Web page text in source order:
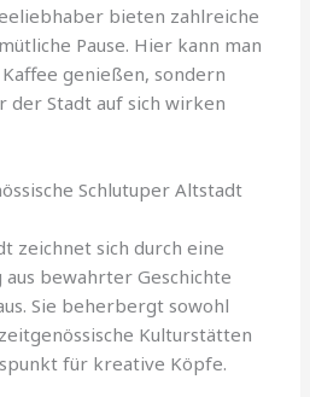
bieten zahlreiche
Pause. Hier kann man
genießen, sondern
der Stadt auf sich wirken
Schlutuper Altstadt
zeichnet sich durch eine
aus bewahrter Geschichte
Sie beherbergt sowohl
Kulturstätten
für kreative Köpfe.